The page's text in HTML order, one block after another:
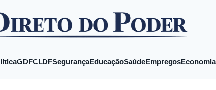
GDFCLDFSegurançaEducaçãoSaúdeEmpregosEconomia